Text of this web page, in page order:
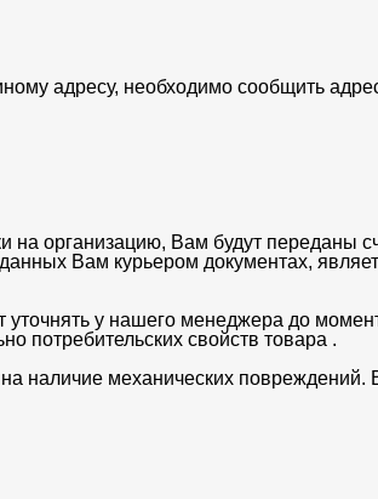
адресу, необходимо сообщить
организацию, Вам будут переданы
Вам курьером документах,
у нашего менеджера до
потребительских свойств товара .
наличие механических повреждений.